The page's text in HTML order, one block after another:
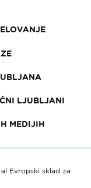
LJUBLJANI
MEDIJIH
Evropski sklad za